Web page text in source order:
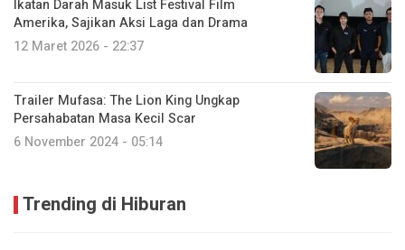
Ikatan Darah Masuk List Festival Film
Amerika, Sajikan Aksi Laga dan Drama
12 Maret 2026 - 22:37
Trailer Mufasa: The Lion King Ungkap
Persahabatan Masa Kecil Scar
6 November 2024 - 05:14
Trending di Hiburan